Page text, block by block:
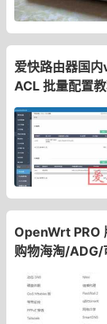
爱快路由器国
ACL 批量配置
OpenWrt PRO
购物海淘/ADG/